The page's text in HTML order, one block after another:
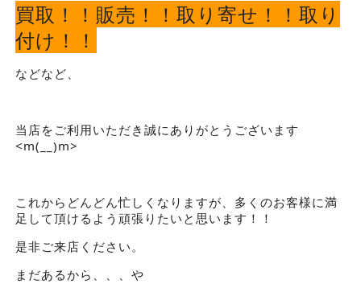
買取！！販売！！取り寄せ！！取り
付け！！
などなど、
当店をご利用いただき誠にありがとうございます
<m(__)m>
これからどんどん忙しくなりますが、多くのお客様に満
足して頂けるよう頑張りたいと思います！！
是非ご来店ください。
まだあるから、、、や